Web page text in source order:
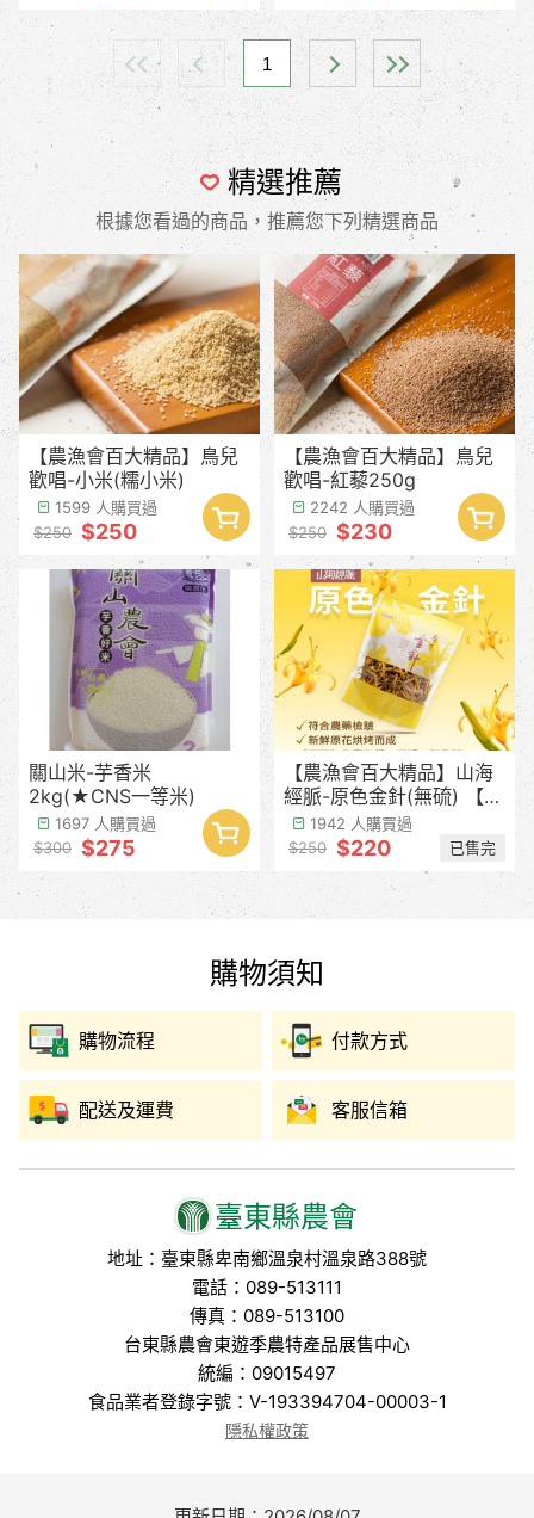
1
精選推薦
根據您看過的商品，推薦您下列精選商品
【農漁會百大精品】鳥兒
歡唱-小米(糯小米)
1599 人購買過
$250 $250
【農漁會百大精品】鳥兒
歡唱-紅藜250g
2242 人購買過
$250 $230
關山米-芋香米
2kg(★CNS一等米)
1697 人購買過
$300 $275
【農漁會百大精品】山海
經脈-原色金針(無硫) 【產
季預計8月中下旬】
1942 人購買過
$250 $220 已售完
臺東縣農會
地址：臺東縣卑南鄉溫泉村溫泉路388號
電話：089-513111
傳真：089-513100
台東縣農會東遊季農特產品展售中心
統編：09015497
食品業者登錄字號：V-193394704-00003-1
隱私權政策
購物須知
購物流程 付款方式
配送及運費 客服信箱